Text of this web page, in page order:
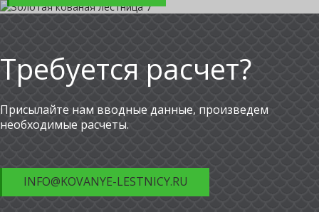
Требуется расчет?
Присылайте нам вводные данные, произведем
необходимые расчеты.
INFO@KOVANYE-LESTNICY.RU